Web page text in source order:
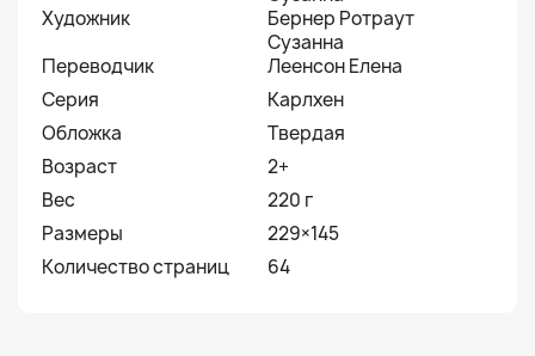
Художник
Бернер Ротраут
Сузанна
Переводчик
Леенсон Елена
Серия
Карлхен
Обложка
Твердая
Возраст
2+
Вес
220 г
Размеры
229×145
Количество страниц
64